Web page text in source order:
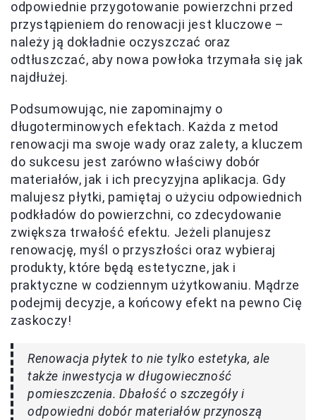
odpowiednie przygotowanie powierzchni przed
przystąpieniem do renowacji jest kluczowe –
należy ją dokładnie oczyszczać oraz
odtłuszczać, aby nowa powłoka trzymała się jak
najdłużej.
Podsumowując, nie zapominajmy o
długoterminowych efektach. Każda z metod
renowacji ma swoje wady oraz zalety, a kluczem
do sukcesu jest zarówno właściwy dobór
materiałów, jak i ich precyzyjna aplikacja. Gdy
malujesz płytki, pamiętaj o użyciu odpowiednich
podkładów do powierzchni, co zdecydowanie
zwiększa trwałość efektu. Jeżeli planujesz
renowację, myśl o przyszłości oraz wybieraj
produkty, które będą estetyczne, jak i
praktyczne w codziennym użytkowaniu. Mądrze
podejmij decyzje, a końcowy efekt na pewno Cię
zaskoczy!
Renowacja płytek to nie tylko estetyka, ale
także inwestycja w długowieczność
pomieszczenia. Dbałość o szczegóły i
odpowiedni dobór materiałów przynoszą